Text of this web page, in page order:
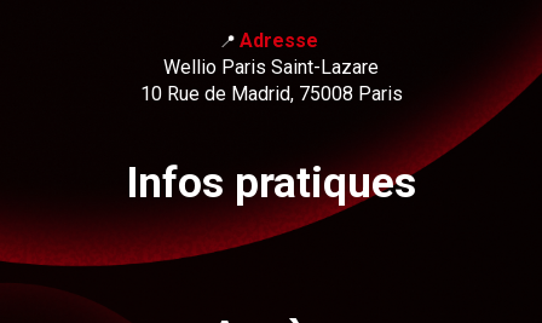
📍 Adresse
Wellio Paris Saint-Lazare
10 Rue de Madrid, 75008 Paris
Infos pratiques